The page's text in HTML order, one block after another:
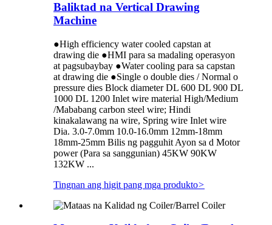
Baliktad na Vertical Drawing
Machine
●High efficiency water cooled capstan at
drawing die ●HMI para sa madaling operasyon
at pagsubaybay ●Water cooling para sa capstan
at drawing die ●Single o double dies / Normal o
pressure dies Block diameter DL 600 DL 900 DL
1000 DL 1200 Inlet wire material High/Medium
/Mababang carbon steel wire; Hindi
kinakalawang na wire, Spring wire Inlet wire
Dia. 3.0-7.0mm 10.0-16.0mm 12mm-18mm
18mm-25mm Bilis ng pagguhit Ayon sa d Motor
power (Para sa sanggunian) 45KW 90KW
132KW ...
Tingnan ang higit pang mga produkto>